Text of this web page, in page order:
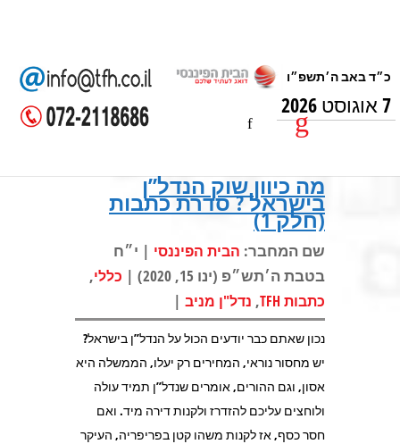
7 אוגוסט 2026
מה כיוון שוק הנדל”ן
בישראל ? סדרת כתבות
(חלק 1)
שם המחבר: הבית הפיננסי | י״ח
בטבת ה׳תש״פ (ינו 15, 2020) |
כללי,
כתבות TFH , נדל"ן מניב |
נכון שאתם כבר יודעים הכול על הנדל”ן בישראל?
יש מחסור נוראי, המחירים רק יעלו, הממשלה היא
אסון, וגם ההורים, אומרים שנדל”ן תמיד עולה
ולוחצים עליכם להזדרז ולקנות דירה מיד. ואם
חסר כסף, אז לקנות משהו קטן בפריפריה, העיקר